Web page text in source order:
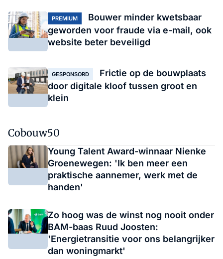
PREMIUM
Bouwer minder kwetsbaar
geworden voor fraude via e-mail, ook
website beter beveiligd
GESPONSORD
Frictie op de bouwplaats
door digitale kloof tussen groot en
klein
Cobouw50
Young Talent Award-winnaar Nienke
Groenewegen: 'Ik ben meer een
praktische aannemer, werk met de
handen'
Zo hoog was de winst nog nooit onder
BAM-baas Ruud Joosten:
'Energietransitie voor ons belangrijker
dan woningmarkt'